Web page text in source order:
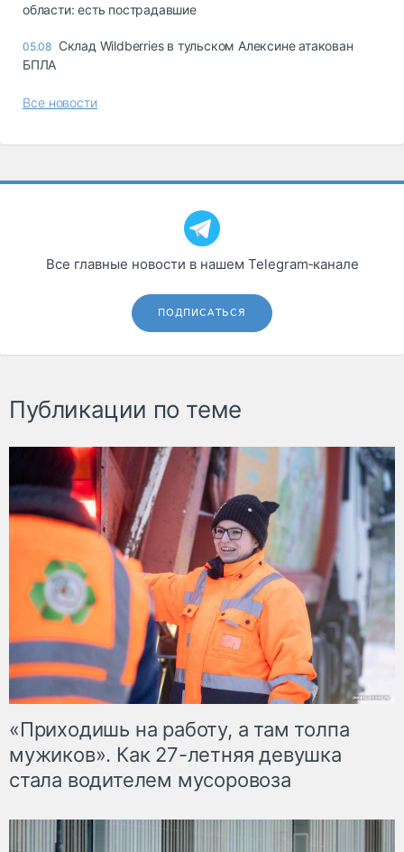
области: есть пострадавшие
05.08 Склад Wildberries в тульском Алексине атакован
БПЛА
Все новости
Все главные новости в нашем Telegram‑канале
ПОДПИСАТЬСЯ
Публикации по теме
«Приходишь на работу, а там толпа
мужиков». Как 27-летняя девушка
стала водителем мусоровоза